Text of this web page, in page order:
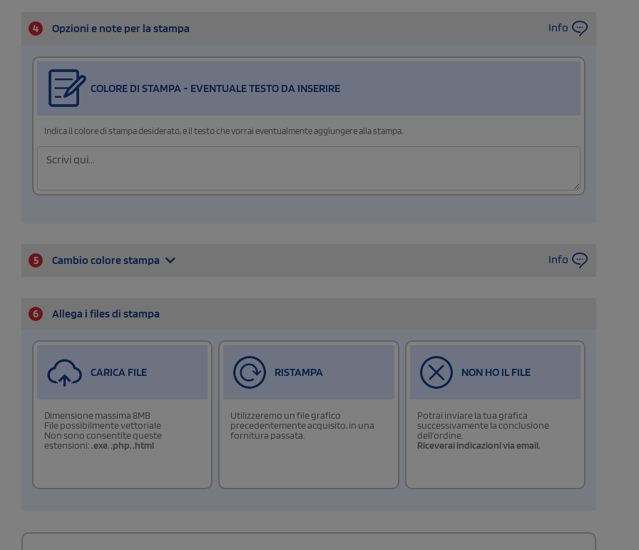
4 Opzioni e note per la stampa Info
COLORE DI STAMPA - EVENTUALE TESTO DA INSERIRE
Indica il colore di stampa desiderato, e il testo che vorrai eventualmente aggiungere alla stampa.
5 Cambio colore stampa Info
6 Allega i files di stampa
CARICA FILE
Dimensione massima 8MB
File possibilmente vettoriale
Non sono consentite queste
estensioni: .exe,.php,.html
RISTAMPA
Utilizzeremo un file grafico
precedentemente acquisito, in una
fornitura passata.
NON HO IL FILE
Potrai inviare la tua grafica
successivamente la conclusione
dell'ordine.
Riceverai indicazioni via email.